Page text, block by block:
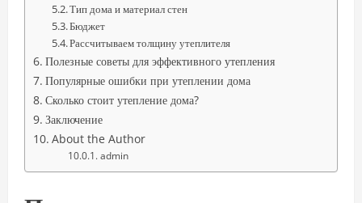
Тип дома и материал стен
Бюджет
Рассчитываем толщину утеплителя
Полезные советы для эффективного утепления
Популярные ошибки при утеплении дома
Сколько стоит утепление дома?
Заключение
About the Author
admin